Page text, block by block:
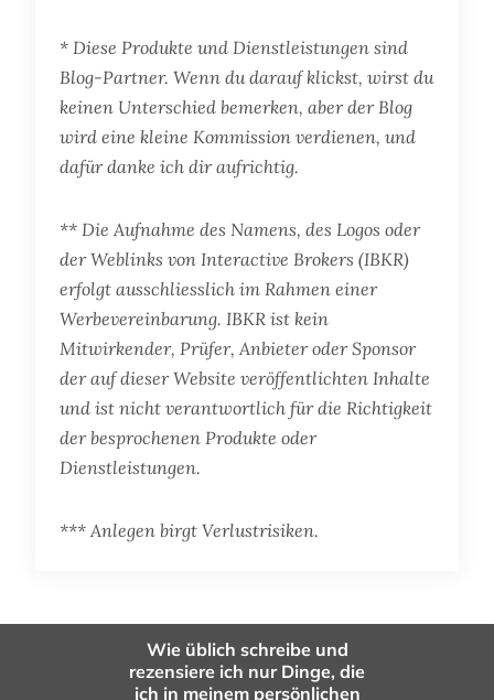
* Diese Produkte und Dienstleistungen sind
Blog-Partner. Wenn du darauf klickst, wirst du
keinen Unterschied bemerken, aber der Blog
wird eine kleine Kommission verdienen, und
dafür danke ich dir aufrichtig.
** Die Aufnahme des Namens, des Logos oder
der Weblinks von Interactive Brokers (IBKR)
erfolgt ausschliesslich im Rahmen einer
Werbevereinbarung. IBKR ist kein
Mitwirkender, Prüfer, Anbieter oder Sponsor
der auf dieser Website veröffentlichten Inhalte
und ist nicht verantwortlich für die Richtigkeit
der besprochenen Produkte oder
Dienstleistungen.
*** Anlegen birgt Verlustrisiken.
Wie üblich schreibe und
rezensiere ich nur Dinge, die
ich in meinem persönlichen